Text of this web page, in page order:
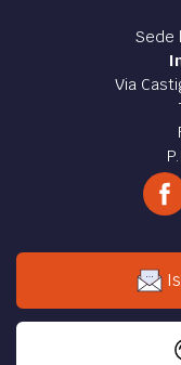
Sede
Via